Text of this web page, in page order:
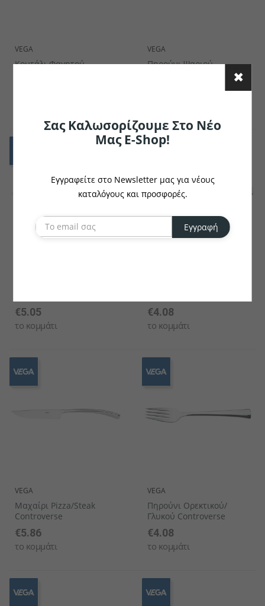
VEGA
Κουτάλι Φαγητού
VEGA
Πηρούνι Ψαριού
€5.05
το κομμάτι
€4.08
το κομμάτι
VEGA
Μαχαίρι Pizza/Steak
Controverse
€5.86
το κομμάτι
VEGA
Πηρούνι Ορεκτικού/
Γλυκού Controverse
€4.08
το κομμάτι
Σας Καλωσορίζουμε Στο Νέο
Μας E-Shop!
Εγγραφείτε στο Newsletter μας για νέους
καταλόγους και προσφορές.
Εγγραφή